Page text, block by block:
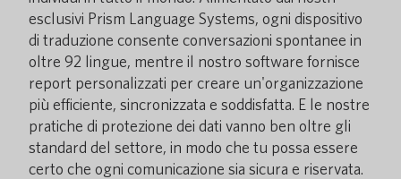
esclusivi Prism Language Systems, ogni dispositivo
di traduzione consente conversazioni spontanee in
oltre 92 lingue, mentre il nostro software fornisce
report personalizzati per creare un'organizzazione
più efficiente, sincronizzata e soddisfatta. E le nostre
pratiche di protezione dei dati vanno ben oltre gli
standard del settore, in modo che tu possa essere
certo che ogni comunicazione sia sicura e riservata.